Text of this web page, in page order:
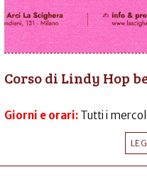
Corso di Lindy Hop
Giorni e orari: Tutti i